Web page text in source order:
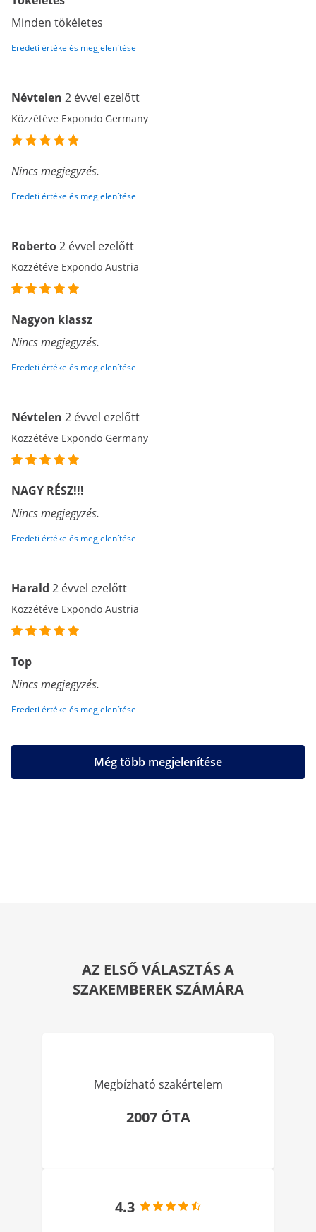
Minden tökéletes
Eredeti értékelés megjelenítése
Névtelen 2 évvel ezelőtt
Közzétéve Expondo Germany
Nincs megjegyzés.
Eredeti értékelés megjelenítése
Roberto2 évvel ezelőtt
Közzétéve Expondo Austria
Nagyon klassz
Nincs megjegyzés.
Eredeti értékelés megjelenítése
Névtelen 2 évvel ezelőtt
Közzétéve Expondo Germany
NAGY RÉSZ!!!
Nincs megjegyzés.
Eredeti értékelés megjelenítése
Harald 2 évvel ezelőtt
Közzétéve Expondo Austria
Top
Nincs megjegyzés.
Eredeti értékelés megjelenítése
Még több megjelenítése
AZ ELSŐ VÁLASZTÁS A
SZAKEMBEREK SZÁMÁRA
Megbízható szakértelem
2007 ÓTA
4.3